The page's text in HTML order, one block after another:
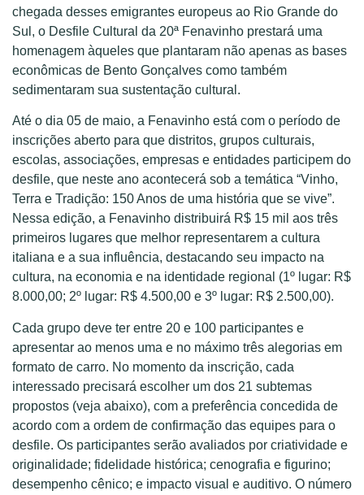
chegada desses emigrantes europeus ao Rio Grande do
Sul, o Desfile Cultural da 20ª Fenavinho prestará uma
homenagem àqueles que plantaram não apenas as bases
econômicas de Bento Gonçalves como também
sedimentaram sua sustentação cultural.
Até o dia 05 de maio, a Fenavinho está com o período de
inscrições aberto para que distritos, grupos culturais,
escolas, associações, empresas e entidades participem do
desfile, que neste ano acontecerá sob a temática “Vinho,
Terra e Tradição: 150 Anos de uma história que se vive”.
Nessa edição, a Fenavinho distribuirá R$ 15 mil aos três
primeiros lugares que melhor representarem a cultura
italiana e a sua influência, destacando seu impacto na
cultura, na economia e na identidade regional (1º lugar: R$
8.000,00; 2º lugar: R$ 4.500,00 e 3º lugar: R$ 2.500,00).
Cada grupo deve ter entre 20 e 100 participantes e
apresentar ao menos uma e no máximo três alegorias em
formato de carro. No momento da inscrição, cada
interessado precisará escolher um dos 21 subtemas
propostos (veja abaixo), com a preferência concedida de
acordo com a ordem de confirmação das equipes para o
desfile. Os participantes serão avaliados por criatividade e
originalidade; fidelidade histórica; cenografia e figurino;
desempenho cênico; e impacto visual e auditivo. O número